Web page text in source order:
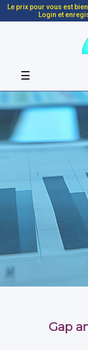
Le prix pour vous est
Login et
Basculer
navigation
☰
Gap